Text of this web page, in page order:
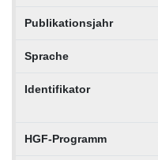
Publikationsjahr
Sprache
Identifikator
HGF-Programm